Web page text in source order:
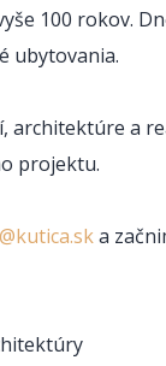
100 rokov.
ubytovania.
architektúre a
projektu.
a